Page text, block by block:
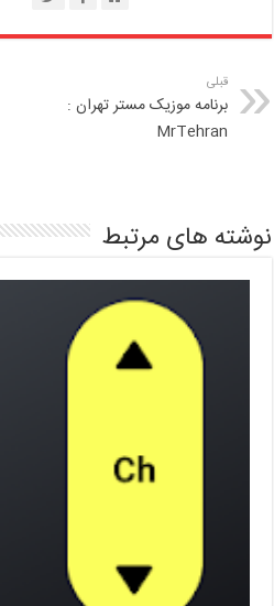
قبلی
برنامه موزیک مستر تهران :
MrTehran
نوشته های مرتبط